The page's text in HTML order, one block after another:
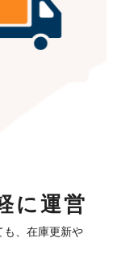
に運営
も、在庫更新や